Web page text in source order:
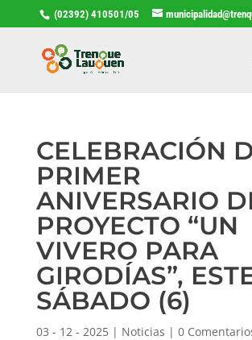
(02392) 410501/05
CELEBRACIÓN
PRIMER
ANIVERSARIO
PROYECTO “UN
VIVERO PARA
GIRODÍAS”,
SÁBADO (6)
03 - 12 - 2025| Noticias | 0